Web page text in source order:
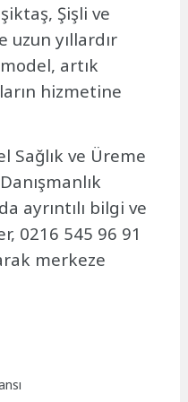
Şişli ve
uzun yıllardır
artık
hizmetine
Sağlık ve Üreme
ayrıntılı bilgi ve
0216 545 96 91
merkeze